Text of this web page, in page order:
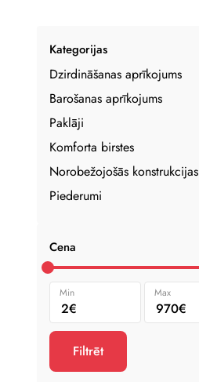
Kategorijas
Dzirdināšanas aprīkojums
Barošanas aprīkojums
Paklāji
Komforta birstes
Norobežojošās konstrukcijas
Piederumi
Cena
Min Max
Filtrēt